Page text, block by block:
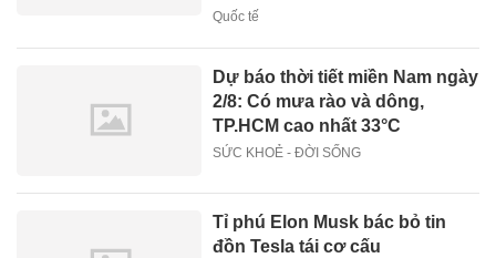
Quốc tế
Dự báo thời tiết miền Nam ngày
2/8: Có mưa rào và dông,
TP.HCM cao nhất 33°C
SỨC KHOẺ - ĐỜI SỐNG
Tỉ phú Elon Musk bác bỏ tin
đồn Tesla tái cơ cấu